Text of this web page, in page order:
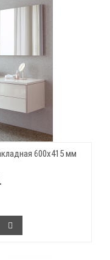
600х415 мм